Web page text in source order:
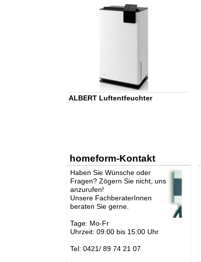
ALBERT Luftentfeuchter
homeform-Kontakt
Haben Sie Wünsche oder
Fragen? Zögern Sie nicht, uns
anzurufen!
Unsere FachberaterInnen
beraten Sie gerne.
Tage: Mo-Fr
Uhrzeit: 09:00 bis 15:00 Uhr
Tel: 0421/ 89 74 21 07